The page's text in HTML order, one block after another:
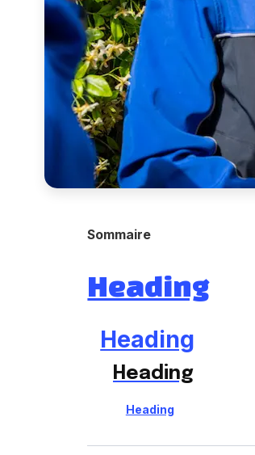
Sommaire
Heading
Heading
Heading
Heading